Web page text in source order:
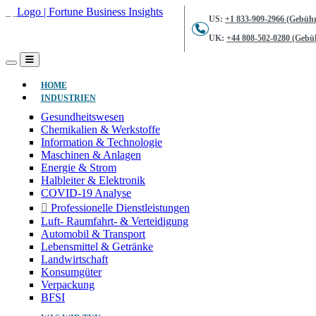
US: +1 833-909-2966
UK: +44 808-502-0280
HOME(AKTUELL)
INDUSTRIEN
Gesundheitswesen
Chemikalien & Werkstoffe
Information & Technologie
Maschinen & Anlagen
Energie & Strom
Halbleiter & Elektronik
COVID-19 Analyse
Professionelle Dienstleistungen
Luft- Raumfahrt- & Verteidigung
Automobil & Transport
Lebensmittel & Getränke
Landwirtschaft
Konsumgüter
Verpackung
BFSI